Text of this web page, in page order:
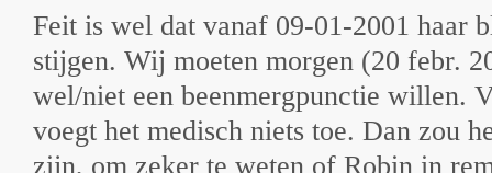
Feit is wel dat vanaf 09-01-2001 haar
stijgen. Wij moeten morgen (20 febr.
wel/niet een beenmergpunctie willen.
voegt het medisch niets toe. Dan zou
zijn, om zeker te weten of Robin in